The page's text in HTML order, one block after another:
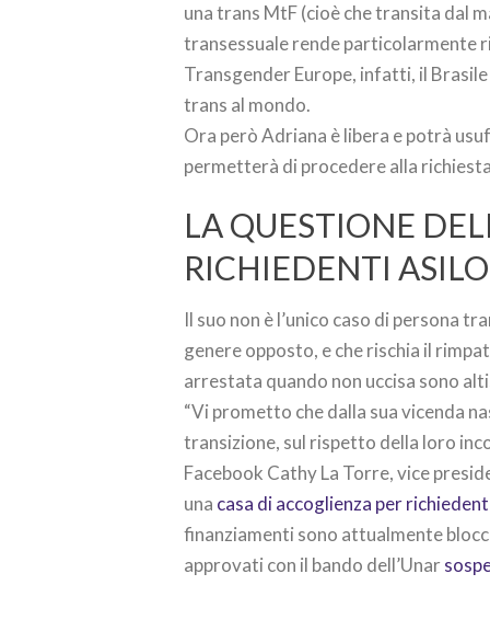
una trans MtF (cioè che transita dal
transessuale rende particolarmente
Transgender Europe, infatti, il
trans al mondo.
Ora però Adriana è libera e potrà
permetterà di procedere alla
LA QUESTIONE
RICHIEDENTI ASILO
Il suo non è l’unico caso di persona
genere opposto, e che rischia il
arrestata quando non uccisa sono
“Vi prometto che dalla sua vicenda
transizione, sul rispetto della loro
Facebook Cathy La Torre, vice
una casa di accoglienza per
finanziamenti sono attualmente
approvati con il bando dell’Unar